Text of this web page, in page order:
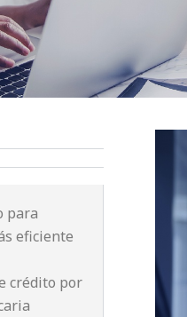
para
eficiente
crédito por